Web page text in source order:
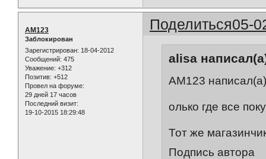
Поделиться05-
AM123
Заблокирован
Зарегистрирован: 18-04-2012
Сообщений: 475
Уважение: +312
Позитив: +512
Провел на форуме:
29 дней 17 часов
Последний визит:
19-10-2015 18:29:48
alisa
AM123
олько где все
Тот же
Подпись автора